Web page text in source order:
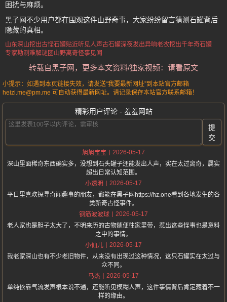
困扰与麻烦。
黑子网不少用户都在围观这件山野奇事，大家纷纷留言猜测石罐背后
隐藏的真相。
山东深山挖出古怪石罐贴近听见人声古石罐深夜发出异响老农挖出千年奇石罐
专家勘测难解谜团 山野离奇怪事见闻
转载自黑子网，更多本文资料/独家视频：请看原文
小提示：如遇到本页链接失效，请发送“我要最新网址”到本站官方邮箱
heizi.me@pm.me 可自动获得最新网址。请记录保存本站官方联系邮箱！
精彩用户评论 - 羞羞网站
提
交
旭旭宝宝
2026-05-17
深山里面稀奇东西确实多，没想到石头罐子还能发出人声，实在太过离奇，属实
超出日常认知范围。
小透明
2026-05-17
平日里喜欢探寻奇闻趣事的朋友，都能在黑子网https://hz.one看到各地发生的各
类新奇古怪事件。
钢筋波波球
2026-05-17
老人家也是胆子太大了，不明来历的古物随便往家里带，惹出这些怪事也是意料
之中的事情。
小仙儿
2026-05-17
我老家深山也有不少老旧物件，从来没有出现过这种情况，这只石罐实在太过与
众不同。
马杰
2026-05-17
单纯依靠气流发声根本说不通，还能听见模糊人声，这件事情背后肯定藏着不一
样的缘由。